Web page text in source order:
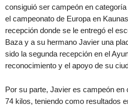
consiguió ser campeón en
el campeonato de Europa en
recepción donde se le entregó el
Baza y a su hermano Javier una
sido la segunda recepción en el
reconocimiento y el apoyo de su
Por su parte, Javier es campeón en
74 kilos, teniendo como resultados